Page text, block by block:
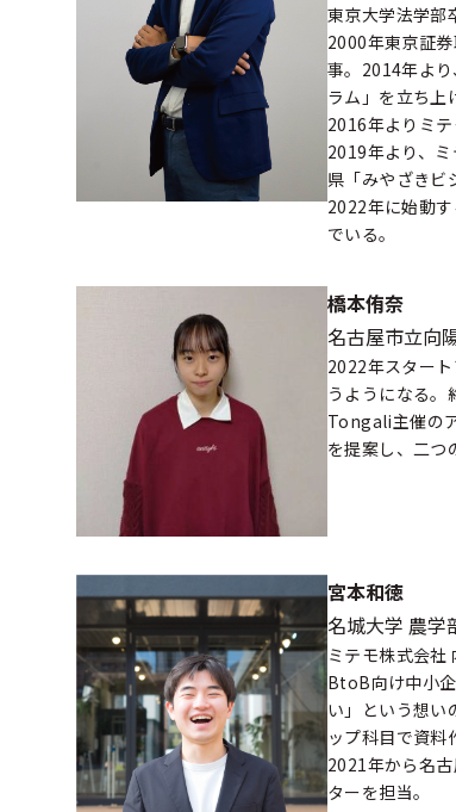
東京大学法学部
2000年東京証
事。2014年よ
ラム」を立ち上
2016年よりミ
2019年より、
県「みやざきビ
2022年に始動
でいる。
橋本侑奈
名古屋市立向
2022年スター
うようになる。
Tongali主催の
を提案し、二つ
宮本和徳
名城大学 農学
ミテモ株式会社
BtoB向け中小
い」という想い
ップ科目で資料
2021年から名
ターを担当。